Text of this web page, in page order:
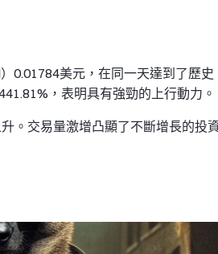
0.01784美元，在同一天達到了歷史
，表明具有強勁的上行動力。
。交易量激增凸顯了不斷增長的投